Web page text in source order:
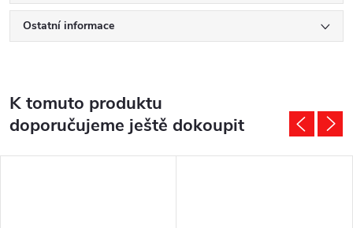
Ostatní informace
K tomuto produktu
doporučujeme ještě dokoupit